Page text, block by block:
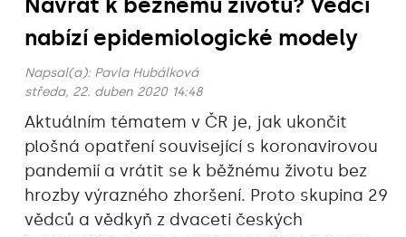
nabízí epidemiologické modely
Napsal(a): Pavla Hubálková
středa, 22. duben 2020 14:48
Aktuálním tématem v ČR je, jak ukončit
plošná opatření související s koronavirovou
pandemií a vrátit se k běžnému životu bez
hrozby výrazného zhoršení. Proto skupina 29
vědců a vědkyň z dvaceti českých